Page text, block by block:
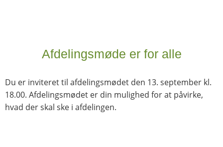
Afdelingsmøde er for alle
Du er inviteret til afdelingsmødet den 13. september kl.
18.00. Afdelingsmødet er din mulighed for at påvirke,
hvad der skal ske i afdelingen.